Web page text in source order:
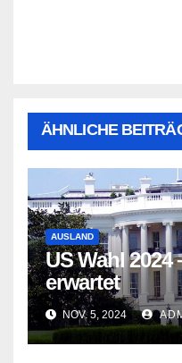
ÄHNLICHE
AUSLAND
US Wahl 2024
erwartet
NOV. 5, 2024